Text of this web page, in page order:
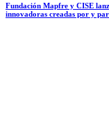
Fundación Mapfre y CISE
innovadoras creadas por y